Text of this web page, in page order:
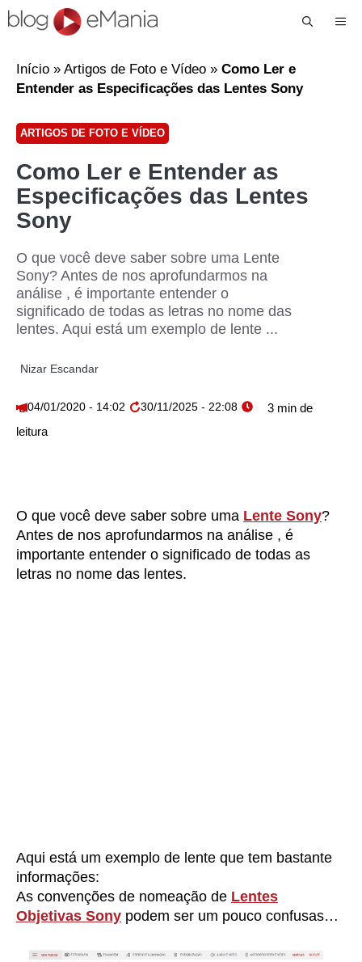
Início » Artigos de Foto e Vídeo » Como Ler e
Entender as Especificações das Lentes Sony
ARTIGOS DE FOTO E VÍDEO
Como Ler e Entender as
Especificações das Lentes
Sony
O que você deve saber sobre uma Lente
Sony? Antes de nos aprofundarmos na
análise , é importante entender o
significado de todas as letras no nome das
lentes. Aqui está um exemplo de lente ...
Nizar Escandar
04/01/2020 - 14:02 30/11/2025 - 22:08
O que você deve saber sobre uma Lente Sony?
Antes de nos aprofundarmos na análise , é
importante entender o significado de todas as
letras no nome das lentes.
Aqui está um exemplo de lente que tem bastante
informações:
As convenções de nomeação de Lentes
Objetivas Sony podem ser um pouco confusas…